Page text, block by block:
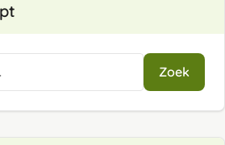
Zoek